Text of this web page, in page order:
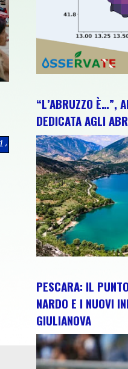
ALTRE 5 NUOVE AUTO
“L’ABRUZZO È…”,
DEDICATA AGLI
PESCARA: IL
NARDO E I NUOVI
GIULIANOVA